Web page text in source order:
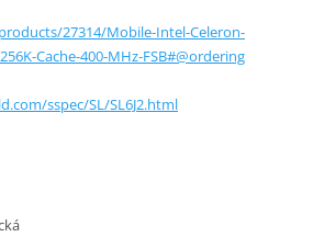
27314/Mobile-Intel-Celeron-
Cache-400-MHz-FSB#@ordering
sspec/SL/SL6J2.html